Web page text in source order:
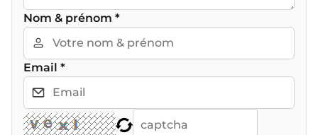
Nom & prénom *
Email *